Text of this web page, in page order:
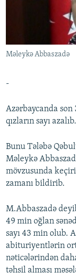
İNFOQRAFIKA
AZƏRBAYCAN
İSLAM VƏ
İZ - MƏDƏNIYYƏT
PEŞƏ ETIKASI VƏ
XƏBƏR
Məleykə Abbaszadə
-
Azərbaycanda
qızların sayı azalıb.
Bunu Tələbə
Məleykə
mövzusunda
zamanı bildirib.
M.Abbaszadə
49 min oğlan
sayı 43 min olub.
abituriyentlərin
nəticələrindən
təhsil alması